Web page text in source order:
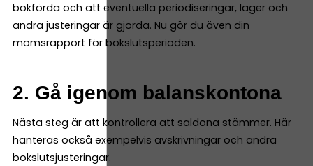
bokförda och att eventuella periodiseringar, lager och
andra justeringar är gjorda. Nu gör du även din
momsrapport för bokslutsperioden.
2. Gå igenom balanskontona
Nästa steg är att kontrollera att saldona stämmer. Här
hanteras också exempelvis avskrivningar och andra
bokslutsjusteringar.